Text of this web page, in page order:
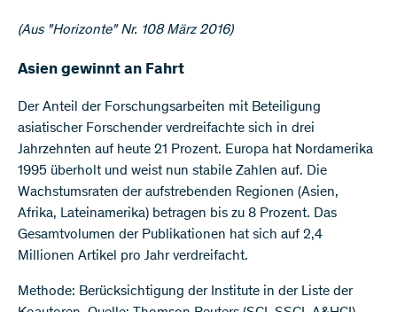
(Aus "Horizonte" Nr. 108 März 2016)
Asien gewinnt an Fahrt
Der Anteil der Forschungsarbeiten mit Beteiligung
asiatischer Forschender verdreifachte sich in drei
Jahrzehnten auf heute 21 Prozent. Europa hat Nordamerika
1995 überholt und weist nun stabile Zahlen auf. Die
Wachstumsraten der aufstrebenden Regionen (Asien,
Afrika, Lateinamerika) betragen bis zu 8 Prozent. Das
Gesamtvolumen der Publikationen hat sich auf 2,4
Millionen Artikel pro Jahr verdreifacht.
Methode: Berücksichtigung der Institute in der Liste der